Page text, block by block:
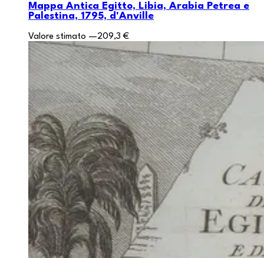
Mappa Antica Egitto, Libia, Arabia Petrea e
Palestina, 1795, d'Anville
Valore stimato —209,3 €